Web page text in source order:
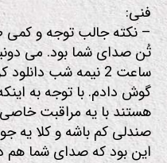
فنی:
– نکته جالب توجه و کمی
تُن صدای شما بود. می
گوش دادم. با توجه به
هستند با یه مراقبت
صندلی کم باشه و کلا یه
این بود که صدای شما